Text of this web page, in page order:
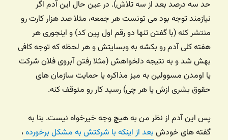
حد سه درصد بعد از سه تلاش). در عین حال این آدم اگر
نیازمند توجه بود می تونست هر جمعه، مثلا صد هزار کارت رو
منتشر کنه (با گفتن تنها دو رقم اول پین کد) و اینجوری هر
هفته کلی آدم رو بکشه به وبسایتش و هر لحظه که توجه کافی
بهش شد و به نتیجه دلخواهش (مثلا رفتن آبروی فلان شرکت
یا اومدن مسوولین به میز مذاکره یا حمایت سازمان های
حقوق بشری ازش یا هر چی) رسید کار رو متوقف کنه.
پس این آدم از نظر من به هیچ وجه خیرخواه نیست. بنا به
گفته های خودش بعد از اینکه با شرکتش به مشکل برخورده،